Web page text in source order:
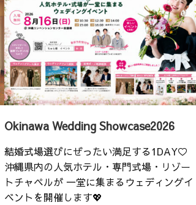
Okinawa Wedding Showcase2026
結婚式場選びにぜったい満足する1DAY♡
沖縄県内の人気ホテル・専門式場・リゾー
トチャペルが 一堂に集まるウェディングイ
ベントを開催します💖